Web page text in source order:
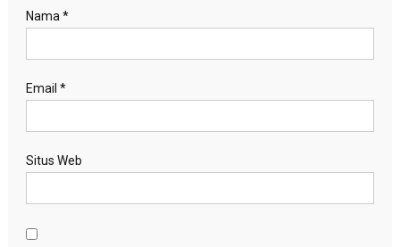
Nama *
Email *
Situs Web